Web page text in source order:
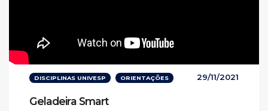
DISCIPLINAS UNIVESP ORIENTAÇÕES 29/11/2021
Geladeira Smart